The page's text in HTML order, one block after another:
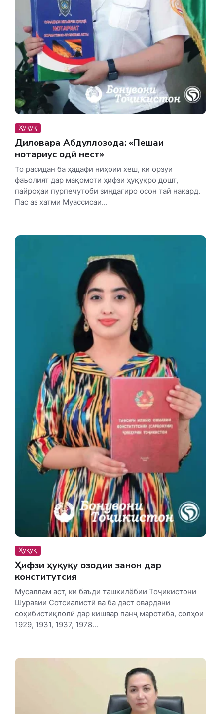
Ҳуқуқ
Диловара Абдуллозода: «Пешаи
нотариус одӣ нест»
То расидан ба ҳадафи ниҳоии хеш, ки орзуи
фаъолият дар мақомоти ҳифзи ҳуқуқро дошт,
пайроҳаи пурпечутоби зиндагиро осон тай накард.
Пас аз хатми Муассисаи...
Ҳуқуқ
Ҳифзи ҳуқуқу озодии занон дар
конститутсия
Мусаллам аст, ки баъди ташкилёбии Тоҷикистони
Шуравии Сотсиалистӣ ва ба даст овардани
соҳибистиқлолӣ дар кишвар панҷ маротиба, солҳои
1929, 1931, 1937, 1978...